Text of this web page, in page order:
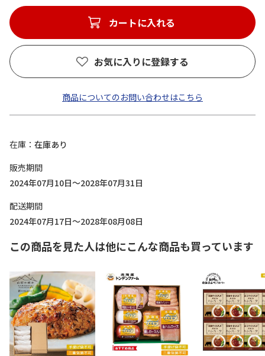
カートに入れる
お気に入りに登録する
商品についてのお問い合わせはこちら
在庫
在庫あり
販売期間
2024年07月10日～2028年07月31日
配送期間
2024年07月17日～2028年08月08日
この商品を見た人は他にこんな商品も買っています